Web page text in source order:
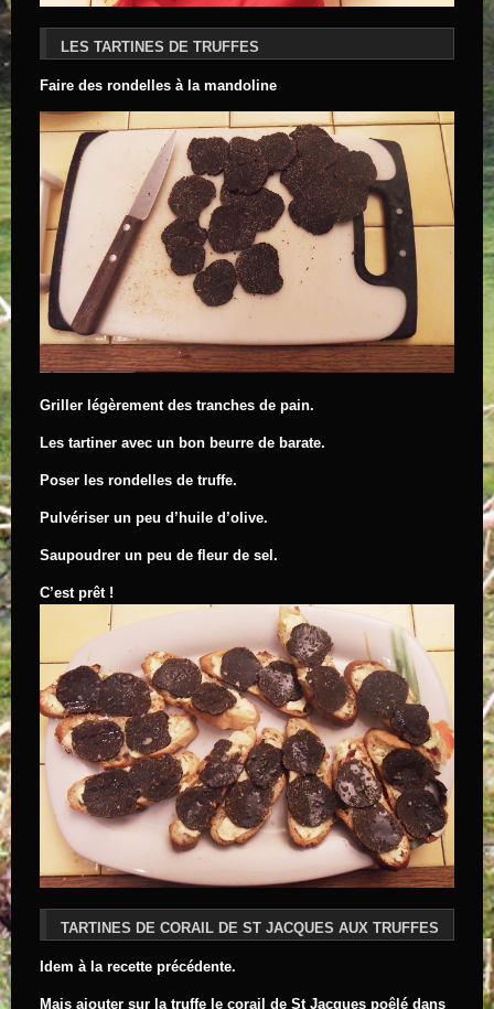
LES TARTINES DE TRUFFES
Faire des rondelles à la mandoline
Griller légèrement des tranches de pain.
Les tartiner avec un bon beurre de barate.
Poser les rondelles de truffe.
Pulvériser un peu d’huile d’olive.
Saupoudrer un peu de fleur de sel.
C’est prêt !
TARTINES DE CORAIL DE ST JACQUES AUX TRUFFES
Idem à la recette précédente.
Mais ajouter sur la truffe le corail de St Jacques poêlé dans